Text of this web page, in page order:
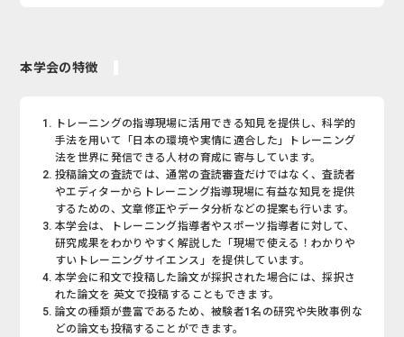
本学会の特徴
トレーニングの指導現場に活用できる知見を提供し、科学的
手法を用いて「日本の環境や実情に適合した」トレーニング
法を世界に発信できる人材の育成に寄与しています。
投稿論文の査読では、通常の査読審査だけではなく、査読者
やエディターからトレーニング指導現場に有益な知見を提供
するための、文章修正やデータ分析などの提案も行います。
本学会は、トレーニング指導者やスポーツ指導者に対して、
研究成果をわかりやすく解説した「現場で使える！わかりや
すいトレーニングサイエンス」を提供しています。
本学会に和文で投稿した論文が採択された場合には、採択さ
れた論文を 英文で投稿することもできます。
論文の種類が豊富であるため、被験者1名の研究や失敗事例な
どの論文も投稿することができます。